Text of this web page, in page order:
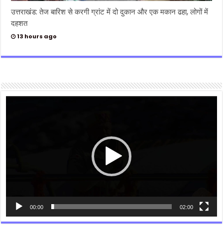
उत्तराखंड: तेज बारिश से करगी ग्रांट में दो दुकान और एक मकान ढहा, लोगों में
दहशत
13 hours ago
Video
00:00 02:00